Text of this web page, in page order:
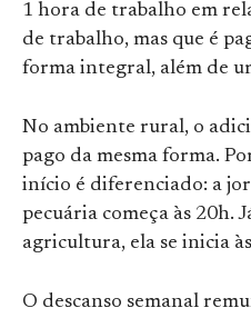
1 hora de trabalho em
de trabalho, mas que é
forma integral, além de
No ambiente rural, o
pago da mesma forma.
início é diferenciado: a
pecuária começa às 20h.
agricultura, ela se inicia
O descanso semanal